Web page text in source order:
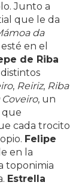
Junto a
que le da
da
en el
de Riba
, Reiriz, Riba
Coveiro, un
que
cada trocito
Felipe
en la
toponimia
Estrella